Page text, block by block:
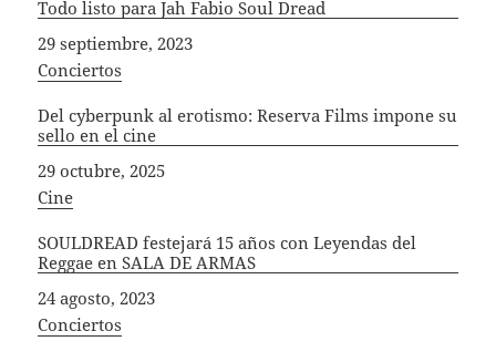
Todo listo para Jah Fabio Soul Dread
Fecha
29 septiembre, 2023
In relation to
Conciertos
Del cyberpunk al erotismo: Reserva Films impone su
sello en el cine
Fecha
29 octubre, 2025
In relation to
Cine
SOULDREAD festejará 15 años con Leyendas del
Reggae en SALA DE ARMAS
Fecha
24 agosto, 2023
In relation to
Conciertos